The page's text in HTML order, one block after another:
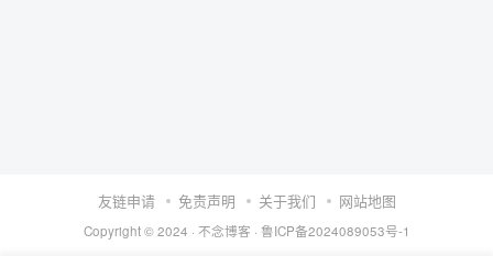
友链申请 免责声明 关于我们 网站地图
Copyright © 2024 · 不念博客 · 鲁ICP备2024089053号-1